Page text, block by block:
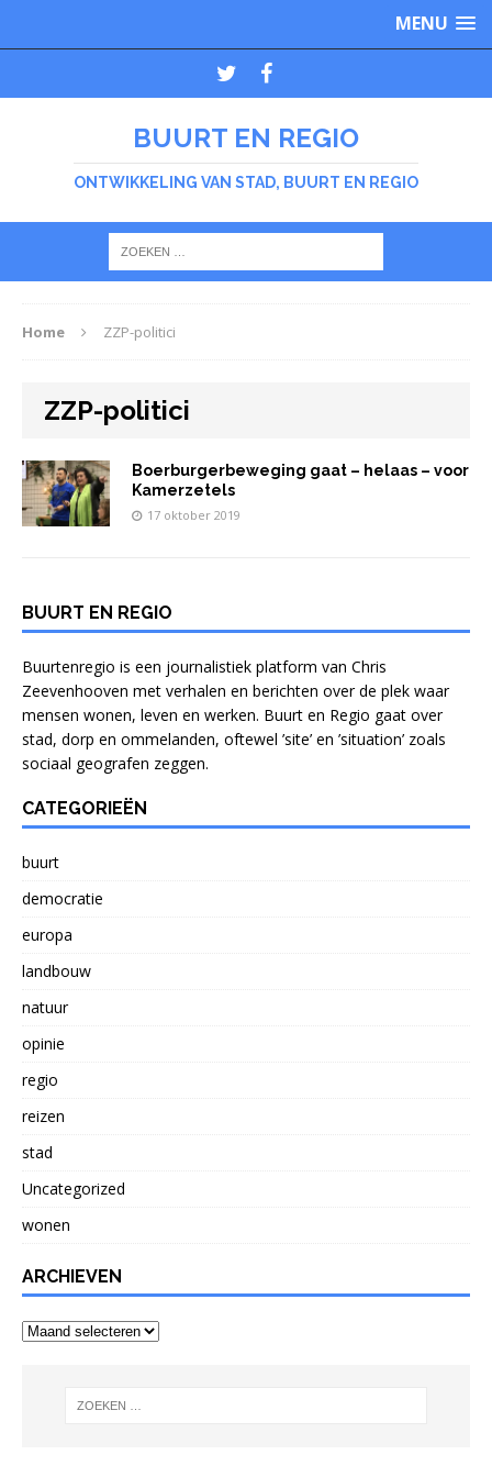
MENU
BUURT EN REGIO
ONTWIKKELING VAN STAD, BUURT EN REGIO
Home ZZP-politici
ZZP-politici
Boerburgerbeweging gaat – helaas – voor
Kamerzetels
17 oktober 2019
BUURT EN REGIO
Buurtenregio is een journalistiek platform van Chris
Zeevenhooven met verhalen en berichten over de plek waar
mensen wonen, leven en werken. Buurt en Regio gaat over
stad, dorp en ommelanden, oftewel ’site’ en ’situation’ zoals
sociaal geografen zeggen.
CATEGORIEËN
buurt
democratie
europa
landbouw
natuur
opinie
regio
reizen
stad
Uncategorized
wonen
ARCHIEVEN
Archieven